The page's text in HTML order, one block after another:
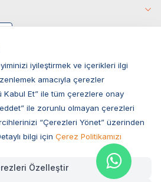
Sorulan Sorular
iyileştirmek ve içerikleri ilgi
amacıyla çerezler
Kabul Et” ile tüm çerezlere onay
ile zorunlu olmayan çerezleri
“Çerezleri Yönet” üzerinden
bilgi için Çerez Politikamızı
Özelleştir